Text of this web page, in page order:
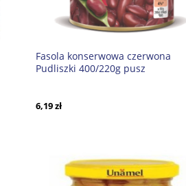
Fasola konserwowa czerwona
Pudliszki 400/220g pusz
6,19 zł